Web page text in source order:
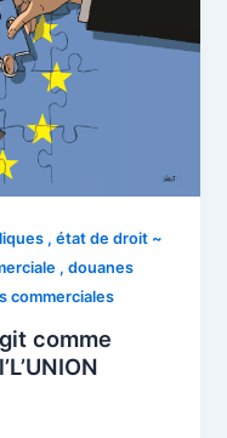
, état de droit ~
, douanes
commerciales
comme